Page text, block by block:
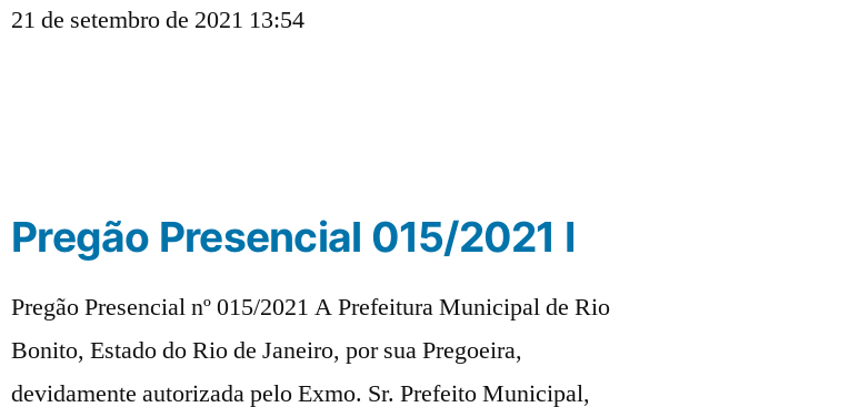
21 de setembro de 2021 13:54
Pregão Presencial 015/2021 I
Pregão Presencial nº 015/2021 A Prefeitura Municipal de Rio
Bonito, Estado do Rio de Janeiro, por sua Pregoeira,
devidamente autorizada pelo Exmo. Sr. Prefeito Municipal,